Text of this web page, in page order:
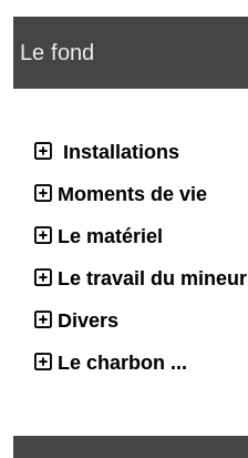
Le fond
Installations
Moments de vie
Le matériel
Le travail du mineur
Divers
Le charbon ...